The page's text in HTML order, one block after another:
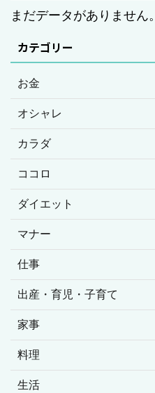
まだデータがありません。
カテゴリー
お金
オシャレ
カラダ
ココロ
ダイエット
マナー
仕事
出産・育児・子育て
家事
料理
生活